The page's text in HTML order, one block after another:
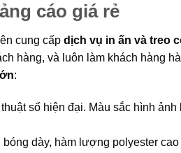
cáo giá rẻ
cung cấp dịch vụ in ấn và treo
hàng, và luôn làm khách hàng
:
số hiện đại. Màu sắc hình
dày, hàm lượng polyester cao